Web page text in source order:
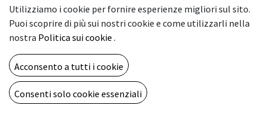
79,00€
COLORE INK
Utilizziamo i cookie per fornire esperienze migliori sul sito.
Puoi scoprire di più sui nostri cookie e come utilizzarli nella
nostra Politica sui cookie .
Acconsento a tutti i cookie
Consenti solo cookie essenziali